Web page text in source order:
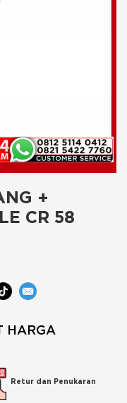
+
CR 58
HARGA
Retur dan Penukaran